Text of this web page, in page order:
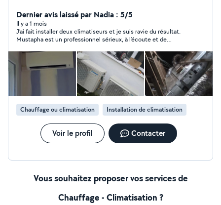
Dernier avis laissé par Nadia : 5/5
Il y a 1 mois
J’ai fait installer deux climatiseurs et je suis ravie du résultat.
Mustapha est un professionnel sérieux, à l’écoute et de
besoins réels et le tarif est juste et très compétitif. J’ai
également apprécié d’avoir le choix sur tous les détails
esthétiques de l’installation, sans rien se voir imposer. Un
travail soigné et de grande qualité. Merci Mustapha !
Chauffage ou climatisation Installation de climatisation
Voir le profil Contacter
Vous souhaitez proposer vos services de
Chauffage - Climatisation ?